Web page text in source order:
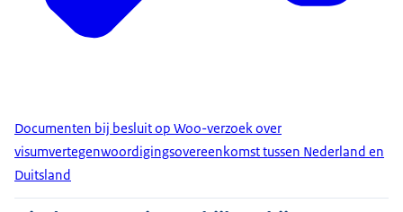
Documenten bij besluit op Woo-verzoek over
visumvertegenwoordigingsovereenkomst tussen Nederland en
Duitsland